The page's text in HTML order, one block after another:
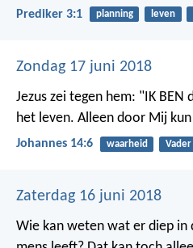
Prediker 3:1 planning leven
Zondag 17 juni 2018
Jezus zei tegen hem: "IK
het leven. Alleen door Mij
Johannes 14:6 waarheid Vader
Zaterdag 16 juni 2018
Wie kan weten wat er diep in